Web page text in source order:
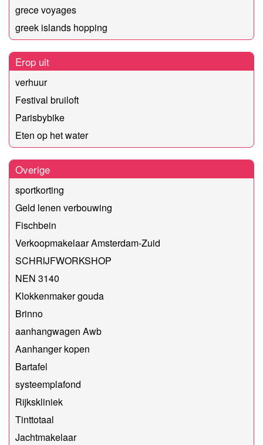
grece voyages
greek islands hopping
Erop uit
verhuur
Festival bruiloft
Parisbybike
Eten op het water
Overige
sportkorting
Geld lenen verbouwing
Fischbein
Verkoopmakelaar Amsterdam-Zuid
SCHRIJFWORKSHOP
NEN 3140
Klokkenmaker gouda
Brinno
aanhangwagen Awb
Aanhanger kopen
Bartafel
systeemplafond
Rijkskliniek
Tinttotaal
Jachtmakelaar